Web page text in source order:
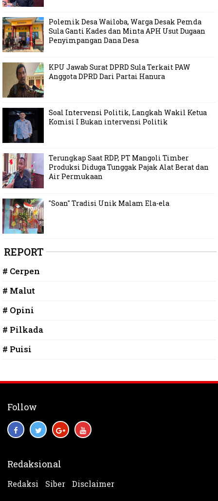
Polemik Desa Wailoba, Warga Desak Pemda
Sula Ganti Kades dan Minta APH Usut Dugaan
Penyimpangan Dana Desa
KPU Jawab Surat DPRD Sula Terkait PAW
Anggota DPRD Dari Partai Hanura
Soal Intervensi Politik, Langkah Wakil Ketua
Komisi I Bukan intervensi Politik
Terungkap Saat RDP, PT Mangoli Timber
Produksi Diduga Tunggak Pajak Alat Berat dan
Air Permukaan
"Soan" Tradisi Unik Malam Ela-ela
REPORT
# Cerpen
# Malut
# Opini
# Pilkada
# Puisi
Follow
Redaksional
Redaksi Siber Disclaimer